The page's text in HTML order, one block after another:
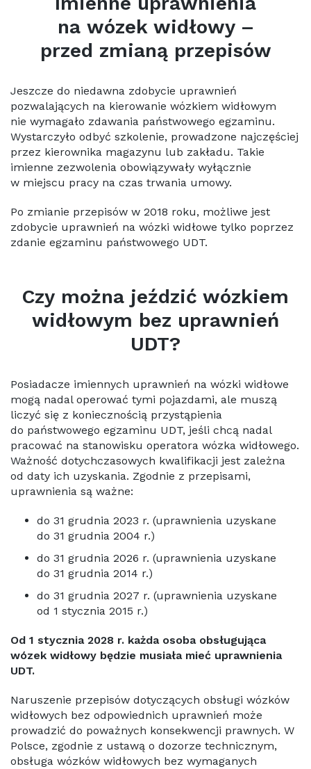
na wózek widłowy –
przed zmianą przepisów
Jeszcze do niedawna zdobycie uprawnień
pozwalających na kierowanie wózkiem widłowym
nie wymagało zdawania państwowego egzaminu.
Wystarczyło odbyć szkolenie, prowadzone najczęściej
przez kierownika magazynu lub zakładu. Takie
imienne zezwolenia obowiązywały wyłącznie
w miejscu pracy na czas trwania umowy.
Po zmianie przepisów w 2018 roku, możliwe jest
zdobycie uprawnień na wózki widłowe tylko poprzez
zdanie egzaminu państwowego UDT.
Czy można jeździć wózkiem
widłowym bez uprawnień
UDT?
Posiadacze imiennych uprawnień na wózki widłowe
mogą nadal operować tymi pojazdami, ale muszą
liczyć się z koniecznością przystąpienia
do państwowego egzaminu UDT, jeśli chcą nadal
pracować na stanowisku operatora wózka widłowego.
Ważność dotychczasowych kwalifikacji jest zależna
od daty ich uzyskania. Zgodnie z przepisami,
uprawnienia są ważne:
do 31 grudnia 2023 r. (uprawnienia uzyskane
do 31 grudnia 2004 r.)
do 31 grudnia 2026 r. (uprawnienia uzyskane
do 31 grudnia 2014 r.)
do 31 grudnia 2027 r. (uprawnienia uzyskane
od 1 stycznia 2015 r.)
Od 1 stycznia 2028 r. każda osoba obsługująca
wózek widłowy będzie musiała mieć uprawnienia
UDT.
Naruszenie przepisów dotyczących obsługi wózków
widłowych bez odpowiednich uprawnień może
prowadzić do poważnych konsekwencji prawnych. W
Polsce, zgodnie z ustawą o dozorze technicznym,
obsługa wózków widłowych bez wymaganych